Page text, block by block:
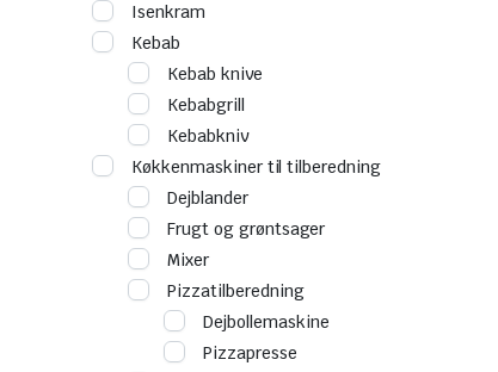
Isenkram
Kebab
Kebab knive
Kebabgrill
Kebabkniv
Køkkenmaskiner til tilberedning
Dejblander
Frugt og grøntsager
Mixer
Pizzatilberedning
Dejbollemaskine
Pizzapresse